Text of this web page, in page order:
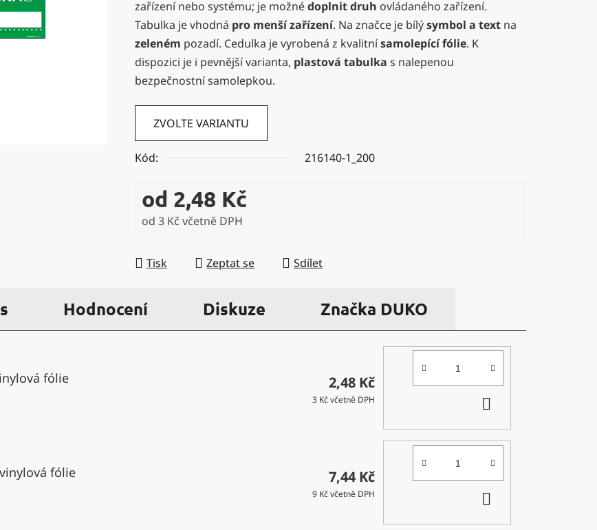
0,0
z
5
hvězdiček.
zařízení nebo systému; je možnédoplnit druh ovládaného zařízení.
Tabulka je vhodná pro menší zařízení. Na značce je bílýsymbol a text na
zeleném pozadí. Cedulka je vyrobená z kvalitnísamolepící fólie. K
dispozici je i pevnější varianta, plastová tabulka s nalepenou
bezpečnostní samolepkou.
ZVOLTE VARIANTU
Kód: 216140-1_200
od 2,48 Kč
od 3 Kč včetně DPH
Tisk
Zeptat se Sdílet
Hodnocení Diskuze Značka DUKO
fólie 2,48 Kč
3 Kč včetně DPH
KOŠÍKU
fólie 7,44 Kč
9 Kč včetně DPH
KOŠÍKU